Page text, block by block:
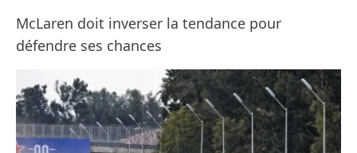
McLaren doit inverser la tendance pour
défendre ses chances